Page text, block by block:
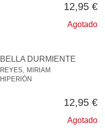
12,95 €
Agotado
BELLA DURMIENTE
REYES, MIRIAM
HIPERIÓN
12,95 €
Agotado